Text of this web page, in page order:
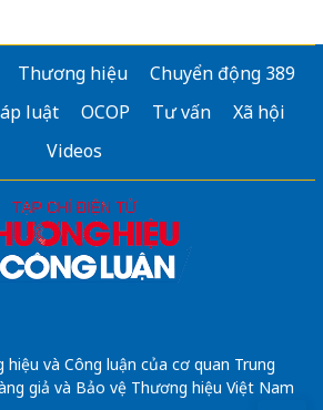
Thương hiệu
Chuyển động 389
luật
OCOP Tư vấn
Xã hội
Videos
và Công luận của cơ quan Trung
giả và Bảo vệ Thương hiệu Việt Nam